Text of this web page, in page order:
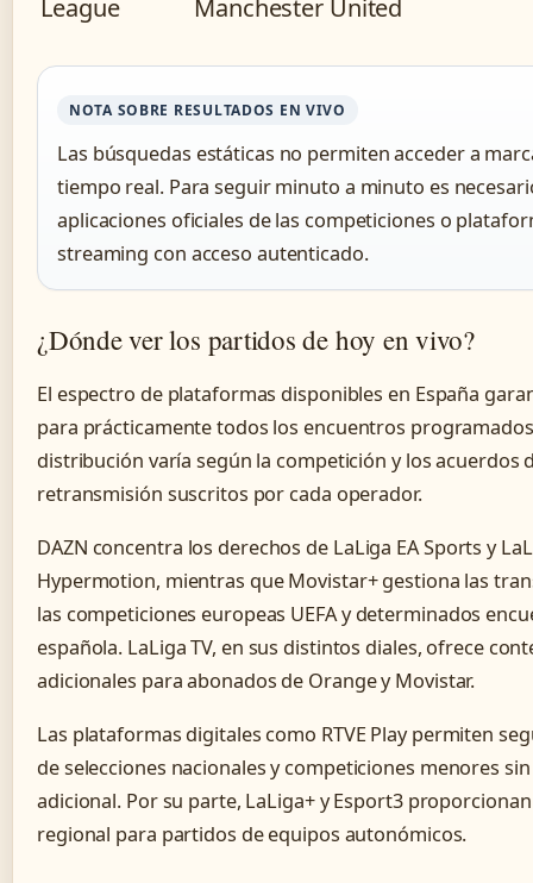
League Manchester United
NOTA SOBRE RESULTADOS EN VIVO
Las búsquedas estáticas no permiten acceder a
tiempo real. Para seguir minuto a minuto es
aplicaciones oficiales de las competiciones o
streaming con acceso autenticado.
¿Dónde ver los partidos de hoy en vivo?
El espectro de plataformas disponibles en España
para prácticamente todos los encuentros
distribución varía según la competición y los acuerdos
retransmisión suscritos por cada operador.
DAZN concentra los derechos de LaLiga EA Sports y
Hypermotion, mientras que Movistar+ gestiona las
las competiciones europeas UEFA y determinados
española. LaLiga TV, en sus distintos diales, ofrece
adicionales para abonados de Orange y Movistar.
Las plataformas digitales como RTVE Play permiten
de selecciones nacionales y competiciones menores
adicional. Por su parte, LaLiga+ y Esport3
regional para partidos de equipos autonómicos.